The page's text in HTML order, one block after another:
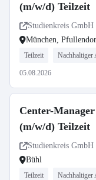
(m/w/d) Teilzeit
Studienkreis GmbH
München,
Teilzeit Nachhaltiger
05.08.2026
Center-
(m/w/d) Teilzeit
Studienkreis GmbH
Bühl
Teilzeit Nachhaltiger